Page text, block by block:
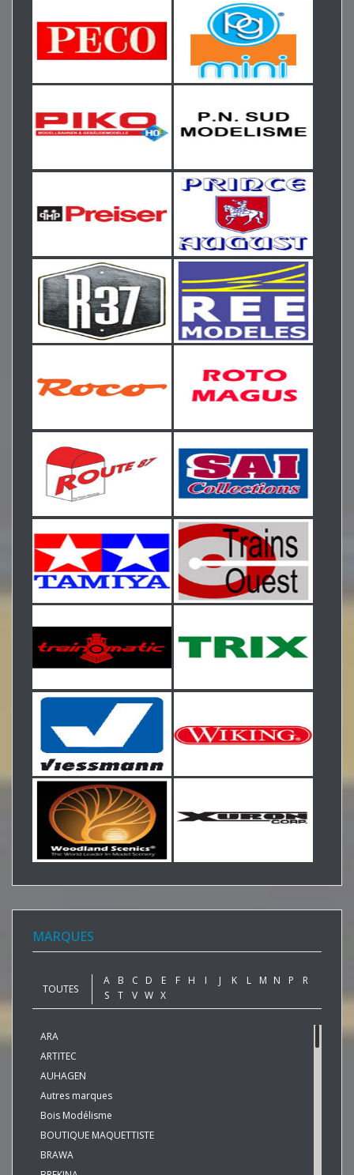
MARQUES
TOUTES
A B C D E F H I J K L M N P
R
S
T V W X
ARA
ARTITEC
AUHAGEN
Autres marques
Bois Modélisme
BOUTIQUE MAQUETTISTE
BRAWA